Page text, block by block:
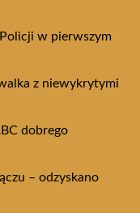
w pierwszym
z niewykrytymi
dobrego
– odzyskano